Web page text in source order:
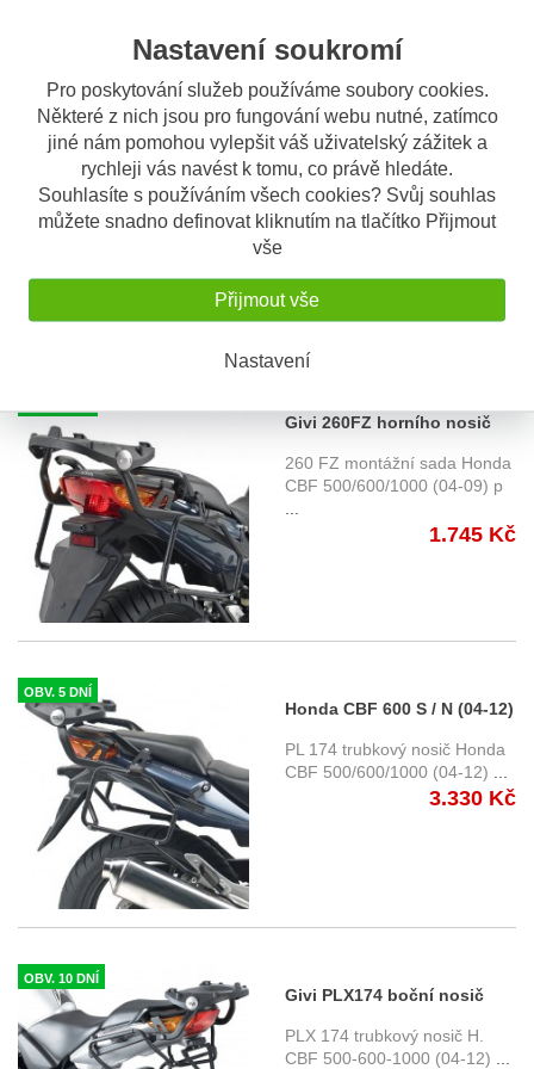
Nastavení soukromí
Pro poskytování služeb používáme soubory cookies.
Některé z nich jsou pro fungování webu nutné, zatímco
jiné nám pomohou vylepšit váš uživatelský zážitek a
rychleji vás navést k tomu, co právě hledáte.
Souhlasíte s používáním všech cookies? Svůj souhlas
můžete snadno definovat kliknutím na tlačítko Přijmout
vše
Přijmout vše
Nastavení
OBV. 5 DNÍ
Givi 260FZ horního nosič
Honda CBF 500 (04-12)
260 FZ montážní sada Honda
CBF 500/600/1000 (04-12) p
...
Givi 260FZ horního nosič
Honda CBF 1000 (06-09)
260 FZ montážní sada Honda
CBF 500/600/1000 (04-09) p
1.745 Kč
OBV. 5 DNÍ
Honda CBF 600 S / N (04-12)
- boční trubkový nosič Givi
PL174
PL 174 trubkový nosič Honda
CBF 500/600/1000 (04-12)
3.330 Kč
OBV. 10 DNÍ
Givi PLX174 boční nosič
kufrů Honda CBF 600 N /S
(04-12)
PLX 174 trubkový nosič H.
CBF 500-600-1000 (04-12)